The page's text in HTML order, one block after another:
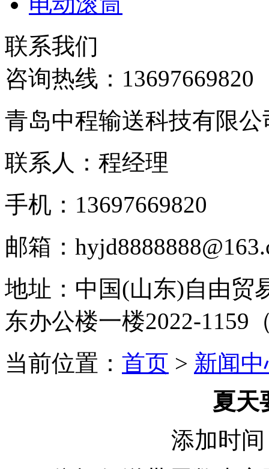
联系我们
咨询热线： 13697669820
青岛中程输送科技有限公
联系人：程经理
手机：13697669820
邮箱：
地址： 中国(山东)自由贸
东办公楼一楼2022-1159
当前位置： 首页 > 新闻
夏天
添加时